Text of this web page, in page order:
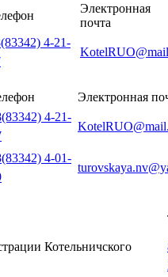
Электронная
почта
4-21-
Электронная
4-21-
4-01-
Котельничского